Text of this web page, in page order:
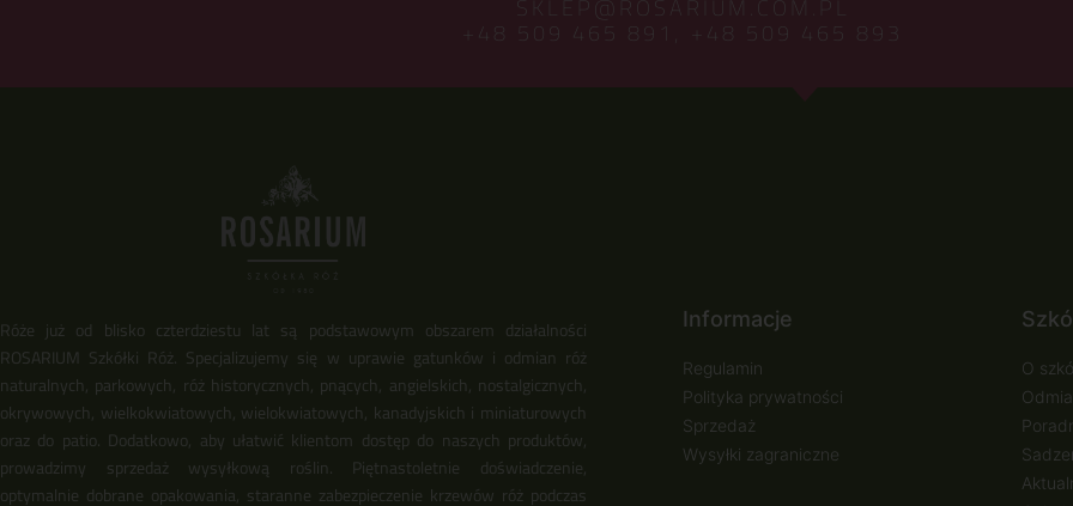
+48 509 465 891, +48 509 465 893
Róże już od blisko czterdziestu lat są podstawowym obszarem działalności
ROSARIUM Szkółki Róż. Specjalizujemy się w uprawie gatunków i odmian róż
naturalnych, parkowych, róż historycznych, pnących, angielskich, nostalgicznych,
okrywowych, wielkokwiatowych, wielokwiatowych, kanadyjskich i miniaturowych
oraz do patio. Dodatkowo, aby ułatwić klientom dostęp do naszych produktów,
prowadzimy sprzedaż wysyłkową roślin. Piętnastoletnie doświadczenie,
optymalnie dobrane opakowania, staranne zabezpieczenie krzewów róż podczas
Informacje
Regulamin
Polityka prywatności
Sprzedaż
Wysyłki zagraniczne
O